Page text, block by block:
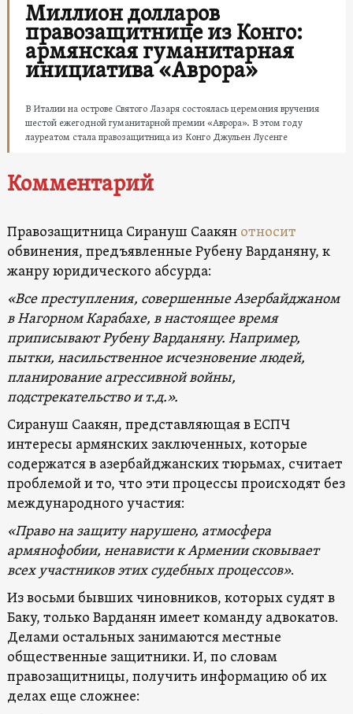
Миллион долларов
правозащитнице из Конго:
армянская гуманитарная
инициатива «Аврора»
В Италии на острове Святого Лазаря состоялась церемония вручения
шестой ежегодной гуманитарной премии «Аврора». В этом году
лауреатом стала правозащитница из Конго Джульен Лусенге
Комментарий
Правозащитница Сирануш Саакян относит
обвинения, предъявленные Рубену Варданяну, к
жанру юридического абсурда:
«Все преступления, совершенные Азербайджаном
в Нагорном Карабахе, в настоящее время
приписывают Рубену Варданяну. Например,
пытки, насильственное исчезновение людей,
планирование агрессивной войны,
подстрекательство и т.д.».
Сирануш Саакян, представляющая в ЕСПЧ
интересы армянских заключенных, которые
содержатся в азербайджанских тюрьмах, считает
проблемой и то, что эти процессы происходят без
международного участия:
«Право на защиту нарушено, атмосфера
армянофобии, ненависти к Армении сковывает
всех участников этих судебных процессов».
Из восьми бывших чиновников, которых судят в
Баку, только Варданян имеет команду адвокатов.
Делами остальных занимаются местные
общественные защитники. И, по словам
правозащитницы, получить информацию об их
делах еще сложнее: